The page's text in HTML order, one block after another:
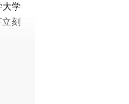
学
刻